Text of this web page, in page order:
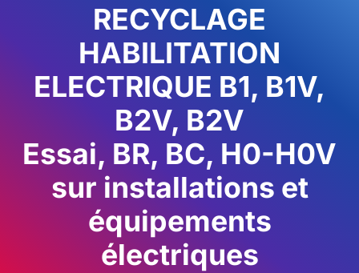
RECYCLAGE
HABILITATION
ELECTRIQUE B1, B1V,
B2V, B2V
Essai, BR, BC, H0-H0V
sur installations et
équipements
électriques